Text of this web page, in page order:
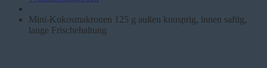
Mini-Kokosmakronen 125 g außen knusprig, innen saftig,
lange Frischehaltung